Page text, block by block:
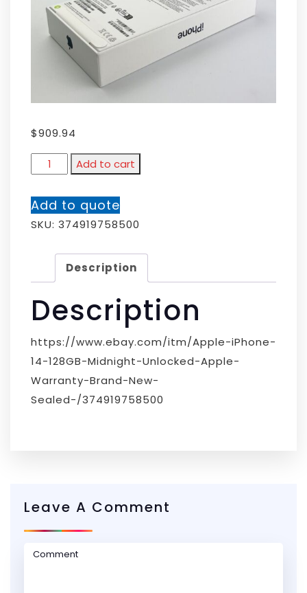
$909.94
Add to cart
Add to quote
SKU: 374919758500
Description
Description
https://www.ebay.com/itm/Apple-iPhone-
14-128GB-Midnight-Unlocked-Apple-
Warranty-Brand-New-
Sealed-/374919758500
Leave A Comment